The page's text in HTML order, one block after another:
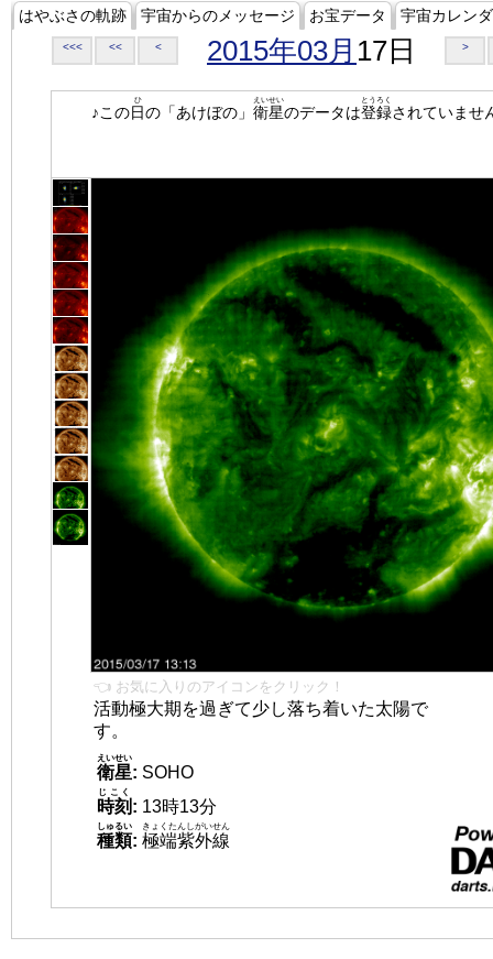
はやぶさの軌跡 宇宙からのメッセージ お宝データ 宇宙カレン
<<< << < 2015年03月 17日 >
♪この日
ひ
の「あけぼの」 衛星
えいせい
のデータは登録
とうろく
されていませ
👈 お気に入りのアイコンをクリック！
活動極大期を過ぎて少し落ち着いた太陽で
す。
衛星
えいせい
: SOHO
時刻
じこく
: 13時13分
種類
しゅるい
: 極端紫外線
きょくたんしがいせん